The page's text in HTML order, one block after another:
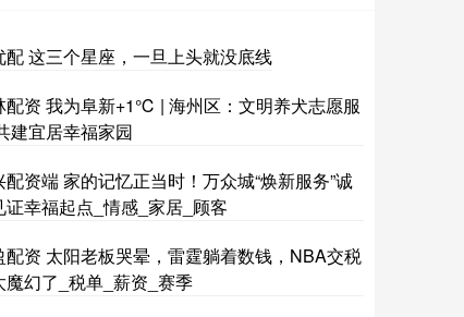
配 这三个星座，一旦上头就没底线
配资 我为阜新+1℃ | 海州区：文明养犬志愿服
建宜居幸福家园
配资端 家的记忆正当时！万众城“焕新服务”诚
证幸福起点_情感_家居_顾客
配资 太阳老板哭晕，雷霆躺着数钱，NBA交税
魔幻了_税单_薪资_赛季